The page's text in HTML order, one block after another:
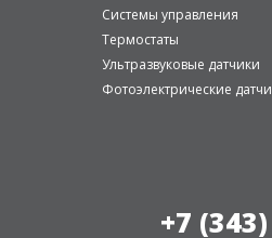
Системы управления
Термостаты
Ультразвуковые датчики
Фотоэлектрические
+7